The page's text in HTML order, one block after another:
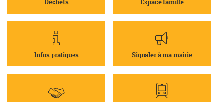
Infos pratiques Signaler à ma mairie